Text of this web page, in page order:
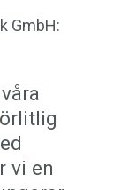
GmbH:
vi en